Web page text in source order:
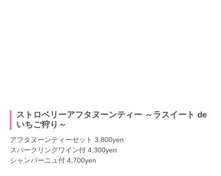
ストロベリーアフタヌーンティー ～ラスイート de
いちご狩り～
アフタヌーンティーセット 3,800yen
スパークリングワイン付 4,300yen
シャンパーニュ付 4,700yen